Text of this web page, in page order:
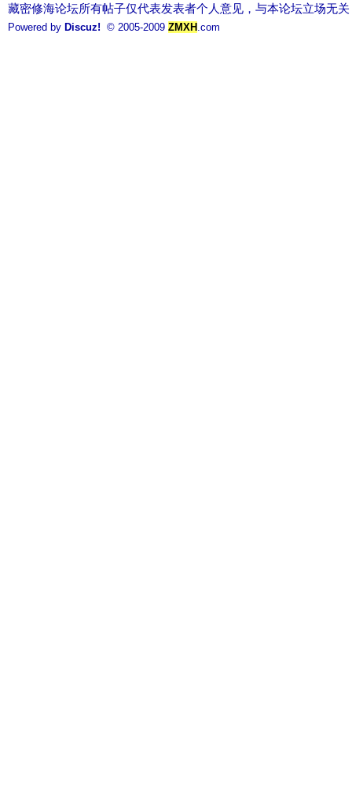
藏密修海论坛所有帖子仅代表发表者个人意见，与本论坛立场无关
Powered by Discuz! © 2005-2009 ZMXH .com